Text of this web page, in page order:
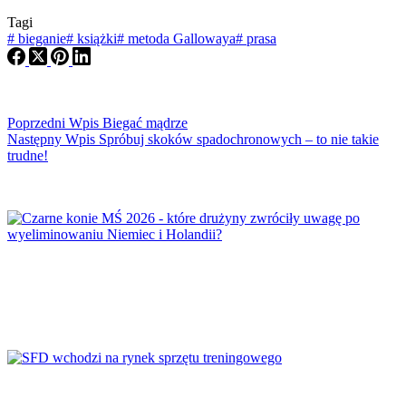
Tagi
# bieganie# książki# metoda Gallowaya# prasa
Poprzedni Wpis Biegać mądrze
Następny Wpis Spróbuj skoków spadochronowych – to nie takie
trudne!